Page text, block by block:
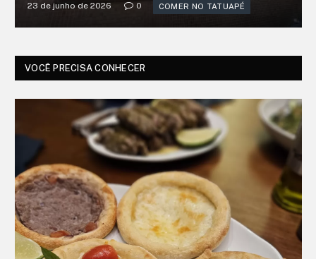
23 de junho de 2026 0 COMER NO TATUAPÉ
VOCÊ PRECISA CONHECER